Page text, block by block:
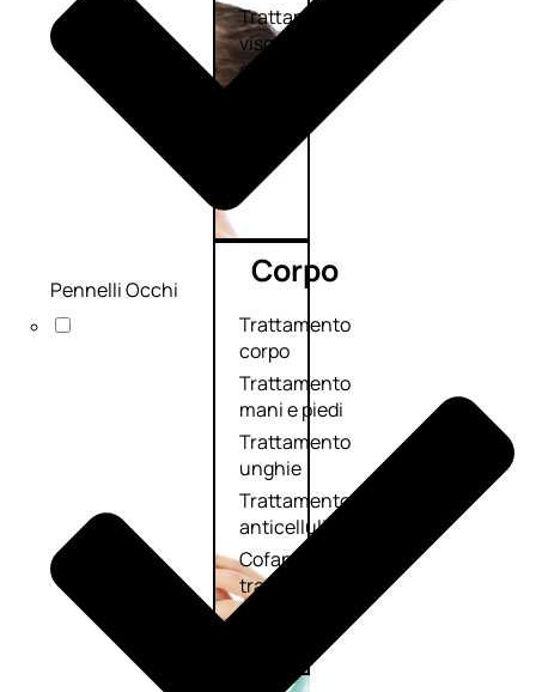
Trattamento
viso BB e CC
cream
Corpo
Trattamento
corpo
Trattamento
mani e piedi
Trattamento
unghie
Trattamento
anticellulite
Cofanetti
trattamento
corpo
Pennelli Occhi